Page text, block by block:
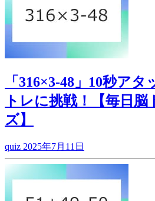
「316×3-48」10秒ア
トレに挑戦！【毎日脳
ズ】
quiz 2025年7月11日